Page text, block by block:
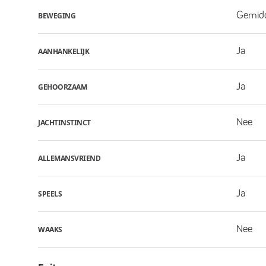
BEWEGING
AANHANKELIJK Ja
GEHOORZAAM Ja
JACHTINSTINCT Nee
ALLEMANSVRIEND Ja
SPEELS Ja
WAAKS Nee